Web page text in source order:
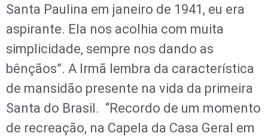
Santa Paulina em janeiro de 1941, eu era
aspirante. Ela nos acolhia com muita
simplicidade, sempre nos dando as
bênçãos”. A Irmã lembra da característica
de mansidão presente na vida da primeira
Santa do Brasil. “Recordo de um momento
de recreação, na Capela da Casa Geral em